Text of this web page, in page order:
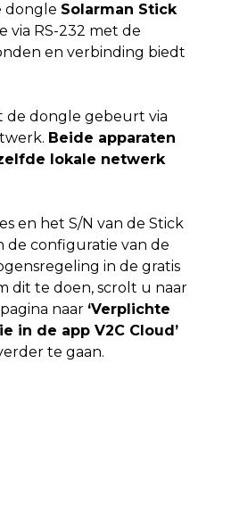
dongle Solarman Stick
via RS-232 met de
en verbinding biedt
de dongle gebeurt via
Beide apparaten
lokale netwerk
en het S/N van de Stick
de configuratie van de
in de gratis
dit te doen, scrolt u naar
naar ‘Verplichte
in de app V2C Cloud’
te gaan.